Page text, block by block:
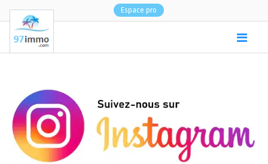
Espace pro
Suivez nous sur